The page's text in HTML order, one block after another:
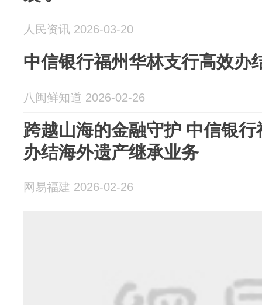
人民资讯 2026-03-20
中信银行福州华林支行高效办
八闽鲜知道 2026-02-26
跨越山海的金融守护 中信银
办结海外遗产继承业务
网易福建 2026-02-26